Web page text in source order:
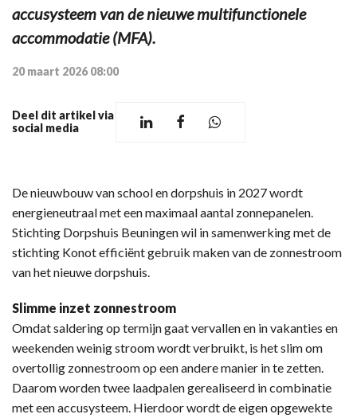
accusysteem van de nieuwe multifunctionele
accommodatie (MFA).
20 maart 2026 08:00
Deel dit artikel via
social media
De nieuwbouw van school en dorpshuis in 2027 wordt
energieneutraal met een maximaal aantal zonnepanelen.
Stichting Dorpshuis Beuningen wil in samenwerking met de
stichting Konot efficiënt gebruik maken van de zonnestroom
van het nieuwe dorpshuis.
Slimme inzet zonnestroom
Omdat saldering op termijn gaat vervallen en in vakanties en
weekenden weinig stroom wordt verbruikt, is het slim om
overtollig zonnestroom op een andere manier in te zetten.
Daarom worden twee laadpalen gerealiseerd in combinatie
met een accusysteem. Hierdoor wordt de eigen opgewekte